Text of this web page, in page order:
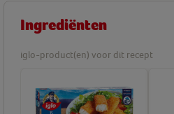
Ingrediënten
iglo-product(en) voor dit recept